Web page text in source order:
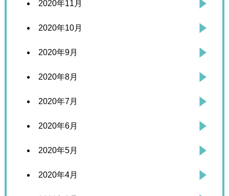
2020年11月
2020年10月
2020年9月
2020年8月
2020年7月
2020年6月
2020年5月
2020年4月